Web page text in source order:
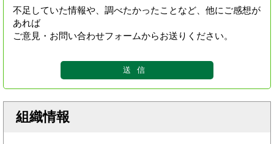
不足していた情報や、調べたかったことなど、他にご感想が
あれば
ご意見・お問い合わせフォームからお送りください。
組織情報